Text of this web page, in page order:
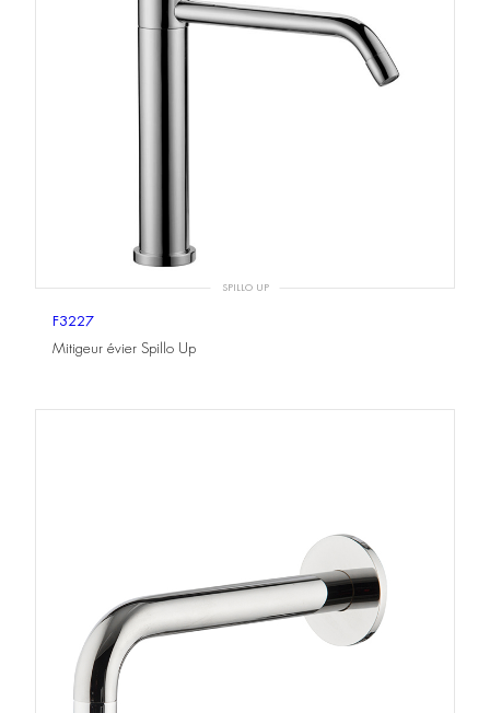
SPILLO UP
F3227
Mitigeur évier Spillo Up